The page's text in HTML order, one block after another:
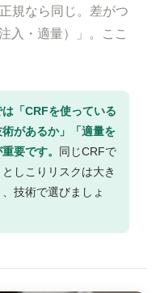
規なら同じ。差がつ
入・適量）」。ここ
「CRFを使っている
があるか」「適量を
要です。 同じCRFで
しこりリスクは大き
技術で選びましょ